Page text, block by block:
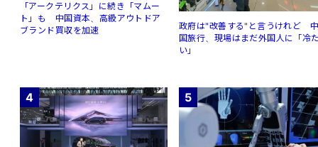
「アークテリクス」に続き「マムー
ト」も 中国資本、高級アウトドア
ブランド買収を加速
政府は"改善する"と言うけれど
国旅行、現場はまだ外国人に「冷
い」
4 5